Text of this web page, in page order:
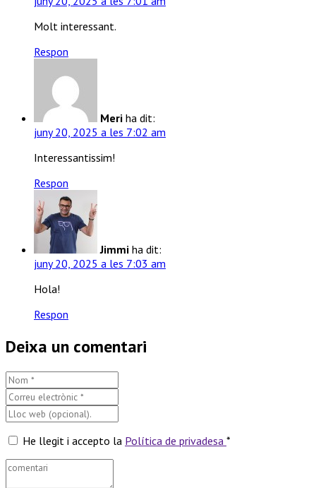
Molt interessant.
Respon
Meri ha dit:
juny 20, 2025 a les 7:02 am
Interessantissim!
Respon
Jimmi ha dit:
juny 20, 2025 a les 7:03 am
Hola!
Respon
Deixa un comentari
He llegit i accepto la Política de privadesa *